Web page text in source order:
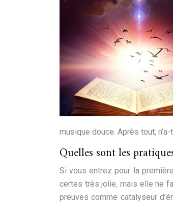
musique douce. Après tout,
Quelles sont les
Si vous entrez pour la
certes très jolie, mais elle ne
preuves comme catalyseur